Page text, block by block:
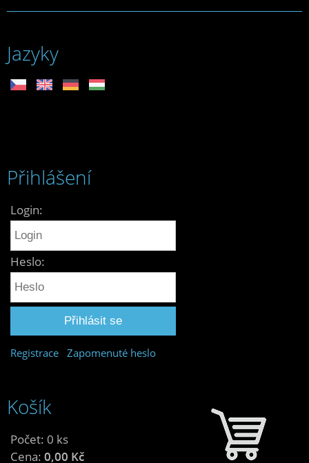
Jazyky
Přihlášení
Login:
Heslo:
Registrace Zapomenuté heslo
Košík
Počet: 0 ks
Cena: 0,00 Kč